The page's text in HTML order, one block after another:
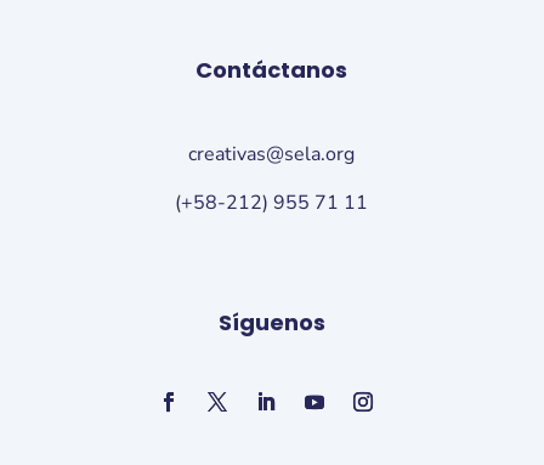
Contáctanos
creativas@sela.org
(+58-212) 955 71 11
Síguenos